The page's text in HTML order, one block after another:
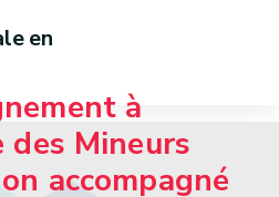
en
à
des Mineurs
accompagné